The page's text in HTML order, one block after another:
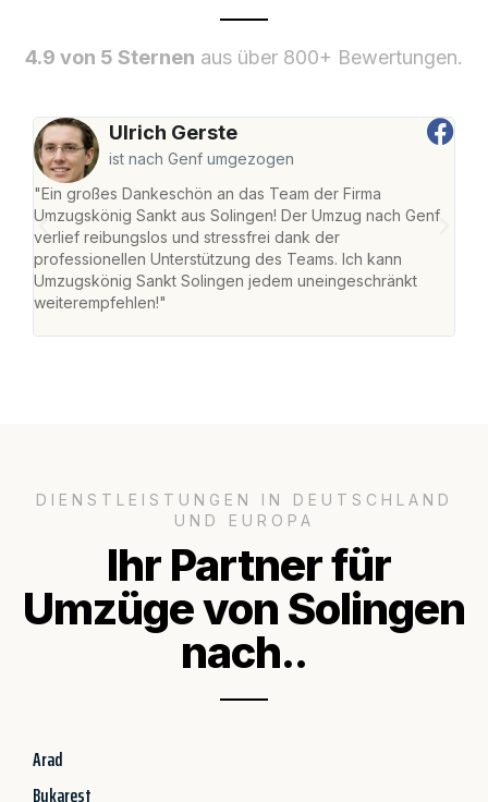
4.9 von 5 Sternen aus über 800+ Bewertungen.
Ulrich Gerste
ist nach Genf umgezogen
"Ein großes Dankeschön an das Team der Firma
Umzugskönig Sankt aus Solingen! Der Umzug nach Genf
verlief reibungslos und stressfrei dank der
professionellen Unterstützung des Teams. Ich kann
Umzugskönig Sankt Solingen jedem uneingeschränkt
weiterempfehlen!"
DIENSTLEISTUNGEN IN DEUTSCHLAND
UND EUROPA
Ihr Partner für
Umzüge von Solingen
nach..
Arad
Bukarest